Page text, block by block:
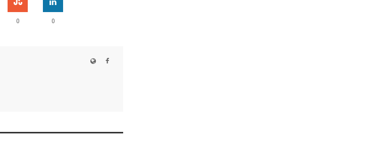
0 0